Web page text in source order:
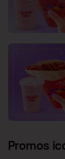
Promos